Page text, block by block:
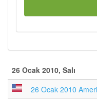
26 Ocak 2010, Salı
26 Ocak 2010